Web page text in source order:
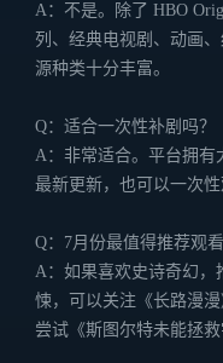
A：不是。除了 HBO
列、经典电视剧、动画
源种类十分丰富。
Q：适合一次性补剧吗？
A：非常适合。平台拥有
最新更新，也可以一次
Q：7月份最值得推荐观看
A：如果喜欢史诗奇幻，
悚，可以关注《长路漫
尝试《斯图尔特未能拯救